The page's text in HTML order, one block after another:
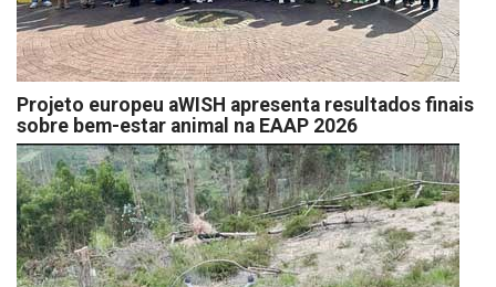
Projeto europeu aWISH apresenta resultados finais
sobre bem-estar animal na EAAP 2026